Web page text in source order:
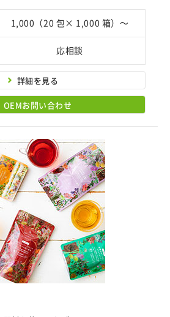
1,000（20 包× 1,000 箱）～
応相談
詳細を見る
OEMお問い合わせ